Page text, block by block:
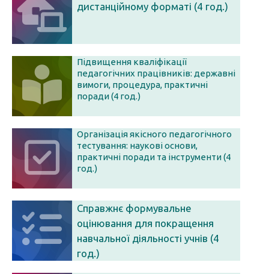
дистанційному форматі (4 год.)
Підвищення кваліфікації
педагогічних працівників: державні
вимоги, процедура, практичні
поради (4 год.)
Організація якісного педагогічного
тестування: наукові основи,
практичні поради та інструменти (4
год.)
Справжнє формувальне
оцінювання для покращення
навчальної діяльності учнів (4
год.)